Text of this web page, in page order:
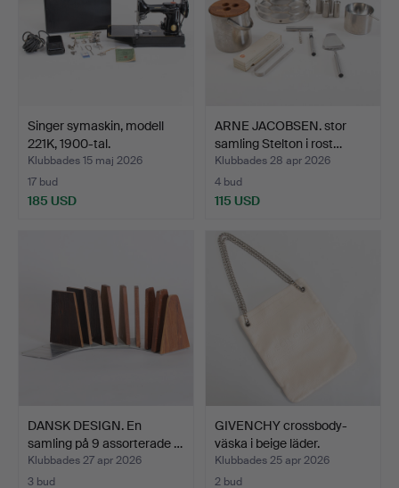
Singer symaskin, modell
221K, 1900-tal.
Klubbades 15 maj 2026
17 bud
185 USD
ARNE JACOBSEN. stor
samling Stelton i rost…
Klubbades 28 apr 2026
4 bud
115 USD
DANSK DESIGN. En
samling på 9 assorterade …
Klubbades 27 apr 2026
3 bud
GIVENCHY crossbody-
väska i beige läder.
Klubbades 25 apr 2026
2 bud